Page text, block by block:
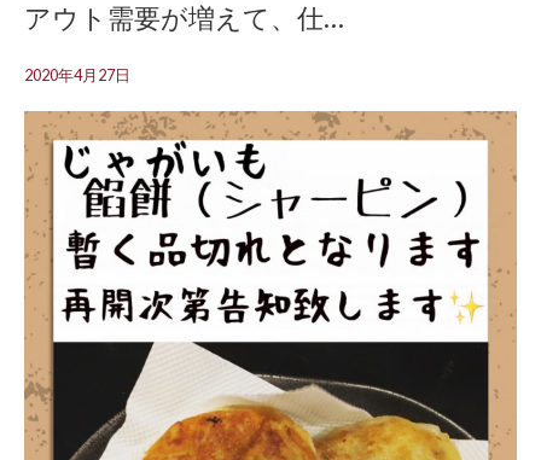
アウト需要が増えて、仕…
2020年4月27日